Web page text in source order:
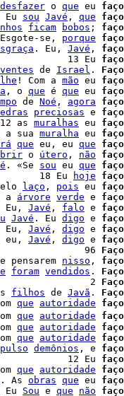
desfazer o que eu faço
Eu sou Javé , que
faço
ficam bobos ; faço
se, porque
faço
. Eu, Javé , faço
13 Eu faço
de Israel . Faço
! Com a mão eu faço
, o que é que eu faço
de Noé , agora
faço
preciosas e faço
as muralhas eu faço
a sua muralha eu faço
que eu, eu que
faço
o útero , não
faço
. «Se sou eu que
faço
18 Eu hoje
faço
laço , pois eu faço
a árvore verde e faço
Eu, Javé , falo e faço
Javé . Eu digo e faço
Eu, Javé , digo e faço
eu, Javé , digo e faço
96 Faço
nisso , faço
foram vendidos . Faço
2 Faço
filhos de Javã . Faço
que autoridade
faço
que autoridade
faço
que autoridade
faço
que autoridade
faço
demônios , e faço
12 Eu faço
que autoridade
faço
. As obras que eu faço
Eu Sou e que não
faço